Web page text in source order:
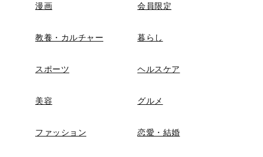
漫画 会員限定
教養・カルチャー 暮らし
スポーツ ヘルスケア
美容 グルメ
ファッション 恋愛・結婚